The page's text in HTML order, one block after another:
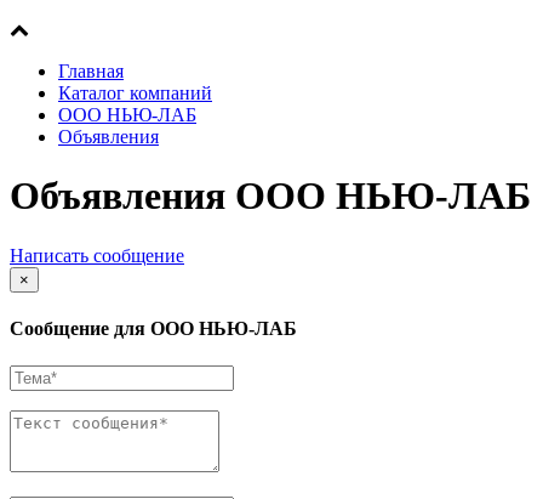
Главная
Каталог компаний
ООО НЬЮ-ЛАБ
Объявления
Объявления ООО НЬЮ-ЛАБ
Написать сообщение
×
Сообщение для ООО НЬЮ-ЛАБ